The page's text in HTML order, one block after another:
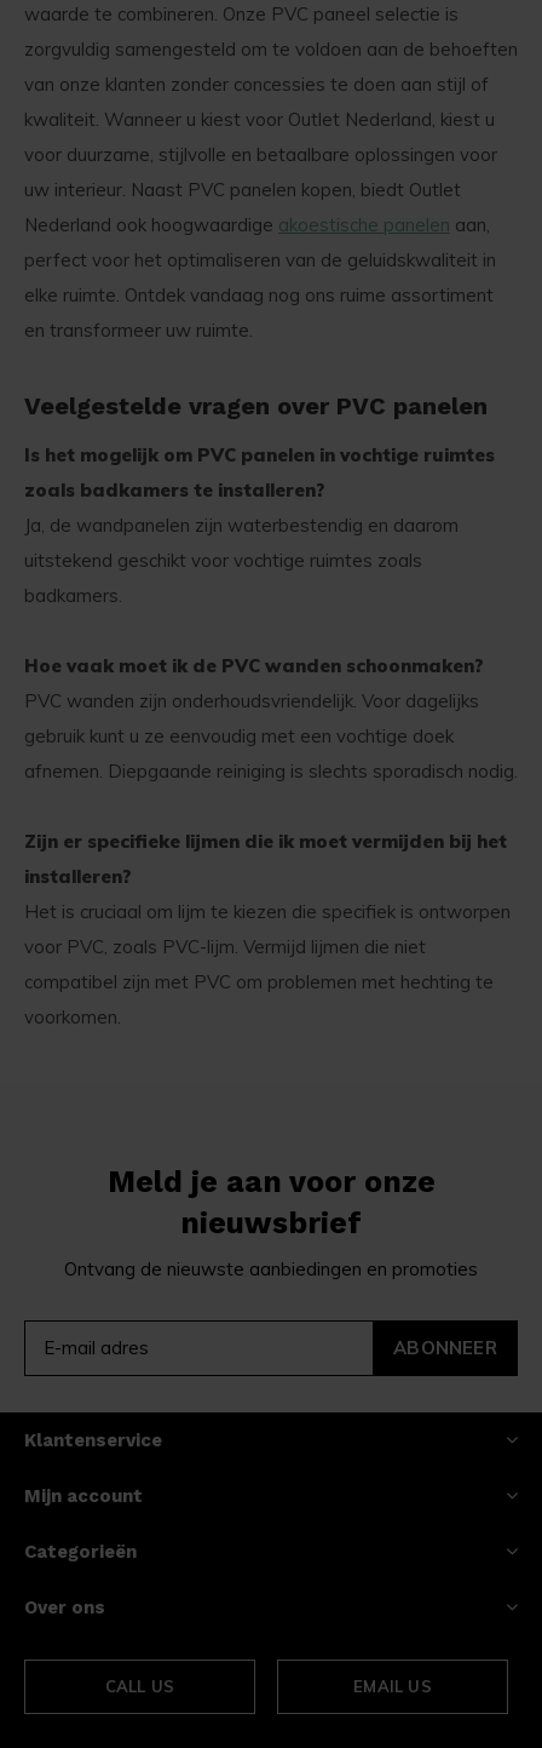
waarde te combineren. Onze PVC paneel selectie is
zorgvuldig samengesteld om te voldoen aan de behoeften
van onze klanten zonder concessies te doen aan stijl of
kwaliteit. Wanneer u kiest voor Outlet Nederland, kiest u
voor duurzame, stijlvolle en betaalbare oplossingen voor
uw interieur. Naast PVC panelen kopen, biedt Outlet
Nederland ook hoogwaardige akoestische panelen aan,
perfect voor het optimaliseren van de geluidskwaliteit in
elke ruimte. Ontdek vandaag nog ons ruime assortiment
en transformeer uw ruimte.
Veelgestelde vragen over PVC panelen
Is het mogelijk om PVC panelen in vochtige ruimtes
zoals badkamers te installeren?
Ja, de wandpanelen zijn waterbestendig en daarom
uitstekend geschikt voor vochtige ruimtes zoals
badkamers.
Hoe vaak moet ik de PVC wanden schoonmaken?
PVC wanden zijn onderhoudsvriendelijk. Voor dagelijks
gebruik kunt u ze eenvoudig met een vochtige doek
afnemen. Diepgaande reiniging is slechts sporadisch nodig.
Zijn er specifieke lijmen die ik moet vermijden bij het
installeren?
Het is cruciaal om lijm te kiezen die specifiek is ontworpen
voor PVC, zoals PVC-lijm. Vermijd lijmen die niet
compatibel zijn met PVC om problemen met hechting te
voorkomen.
Meld je aan voor onze
nieuwsbrief
Ontvang de nieuwste aanbiedingen en promoties
ABONNEER
Klantenservice
Mijn account
Categorieën
Over ons
CALL US EMAIL US